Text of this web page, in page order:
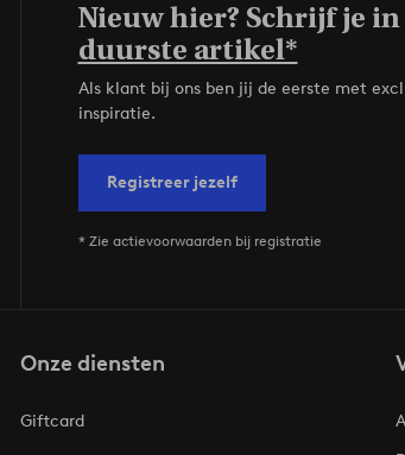
Nieuw hier? Schrijf je
duurste artikel*
Als klant bij ons ben jij de eerste met
inspiratie.
Registreer jezelf
* Zie actievoorwaarden bij registratie
Onze diensten
Giftcard